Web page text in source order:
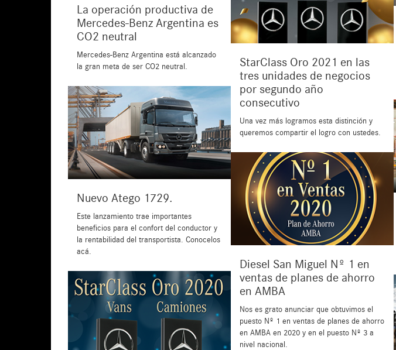
La operación productiva de
Mercedes-Benz Argentina es
CO2 neutral
Mercedes-Benz Argentina está alcanzado
la gran meta de ser CO2 neutral.
StarClass Oro 2021 en las
tres unidades de negocios
por segundo año
consecutivo
Una vez más logramos esta distinción y
queremos compartir el logro con ustedes.
Nuevo Atego 1729.
Este lanzamiento trae importantes
beneficios para el confort del conductor y
la rentabilidad del transportista. Conocelos
acá.
Diesel San Miguel Nº 1 en
ventas de planes de ahorro
en AMBA
Nos es grato anunciar que obtuvimos el
puesto Nº 1 en ventas de planes de ahorro
en AMBA en 2020 y en el puesto Nº 3 a
nivel nacional.